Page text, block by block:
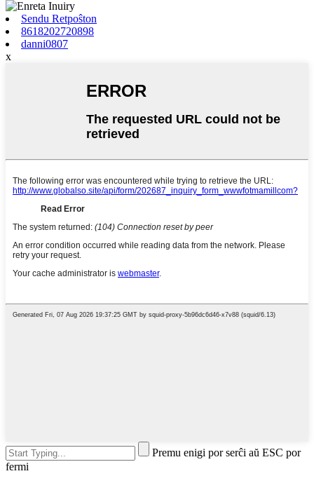
Sendu Retpoŝton
8618202720898
danni0807
x
Premu enigi por serĉi aŭ ESC por
fermi